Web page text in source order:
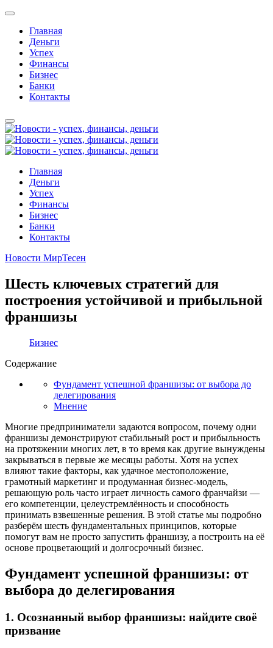
Главная
Деньги
Успех
Финансы
Бизнес
Банки
Контакты
Главная
Деньги
Успех
Финансы
Бизнес
Банки
Контакты
Новости МирТесен
Шесть ключевых стратегий для
построения устойчивой и прибыльной
франшизы
Бизнес
Содержание
Фундамент успешной франшизы: от выбора до
делегирования
Мнение
Многие предприниматели задаются вопросом, почему одни
франшизы демонстрируют стабильный рост и прибыльность
на протяжении многих лет, в то время как другие вынуждены
закрываться в первые же месяцы работы. Хотя на успех
влияют такие факторы, как удачное местоположение,
грамотный маркетинг и продуманная бизнес-модель,
решающую роль часто играет личность самого франчайзи —
его компетенции, целеустремлённость и способность
принимать взвешенные решения. В этой статье мы подробно
разберём шесть фундаментальных принципов, которые
помогут вам не просто запустить франшизу, а построить на её
основе процветающий и долгосрочный бизнес.
Фундамент успешной франшизы: от
выбора до делегирования
1. Осознанный выбор франшизы: найдите своё
призвание